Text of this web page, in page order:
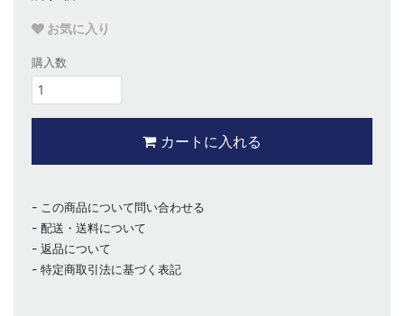
お気に入り
購入数
カートに入れる
この商品について問い合わせる
配送・送料について
返品について
特定商取引法に基づく表記